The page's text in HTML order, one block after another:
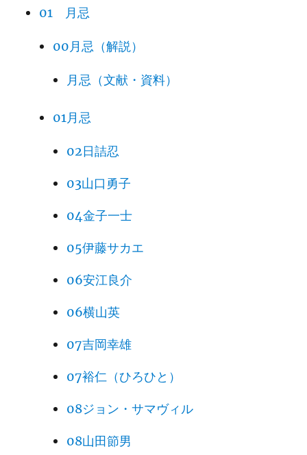
01 月忌
00月忌（解説）
月忌（文献・資料）
01月忌
02日詰忍
03山口勇子
04金子一士
05伊藤サカエ
06安江良介
06横山英
07吉岡幸雄
07裕仁（ひろひと）
08ジョン・サマヴィル
08山田節男